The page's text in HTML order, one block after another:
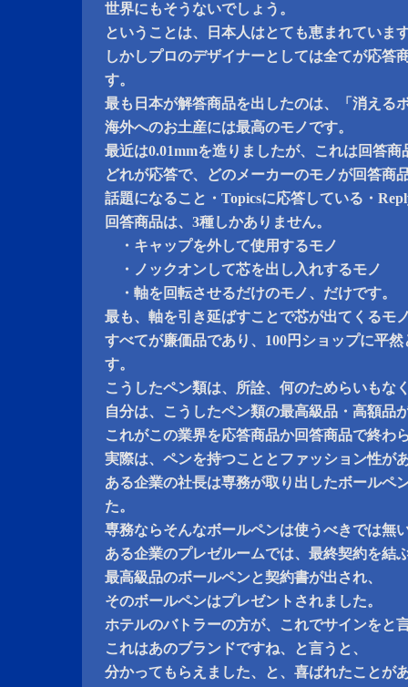
世界にもそうないでしょう。
ということは、日本人はとても恵まれていま
しかしプロのデザイナーとしては全てが応答
す。
最も日本が解答商品を出したのは、「消える
海外へのお土産には最高のモノです。
最近は0.01mmを造りましたが、これは回答
どれが応答で、どのメーカーのモノが回答商
話題になること・Topicsに応答している・
回答商品は、3種しかありません。
・キャップを外して使用するモノ
・ノックオンして芯を出し入れするモノ
・軸を回転させるだけのモノ、だけです。
最も、軸を引き延ばすことで芯が出てくるモ
すべてが廉価品であり、100円ショップに平
す。
こうしたペン類は、所詮、何のためらいもな
自分は、こうしたペン類の最高級品・高額品
これがこの業界を応答商品か回答商品で終わ
実際は、ペンを持つこととファッション性が
ある企業の社長は専務が取り出したボールペ
た。
専務ならそんなボールペンは使うべきでは無
ある企業のプレゼルームでは、最終契約を結
最高級品のボールペンと契約書が出され、
そのボールペンはプレゼントされました。
ホテルのバトラーの方が、これでサインをと
これはあのブランドですね、と言うと、
分かってもらえました、と、喜ばれたことが